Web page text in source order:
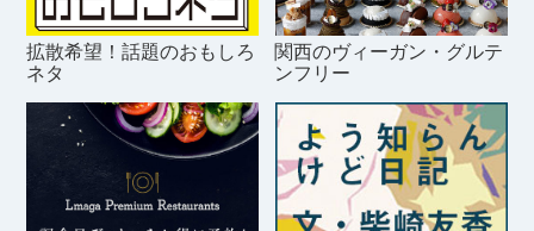
拡散希望！話題のおもしろ
ネタ
関西のヴィーガン・グルテ
ンフリー